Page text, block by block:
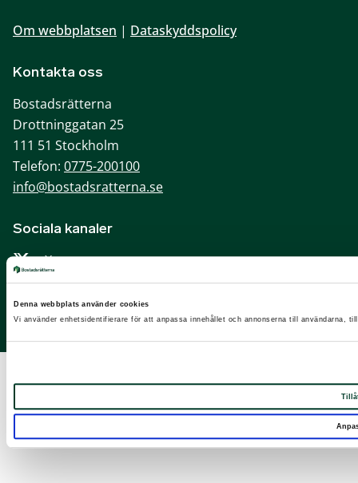
Denna webbplats använder cookies
Vi använder enhetsidentifierare för att anpassa innehållet och annonserna till användarna,
Om webbplatsen | Dataskyddspolicy
Kontakta oss
Bostadsrätterna
Drottninggatan 25
111 51 Stockholm
Telefon: 0775-200100
info@bostadsratterna.se
Sociala kanaler
X
Facebook
LinkedIn
Instagram